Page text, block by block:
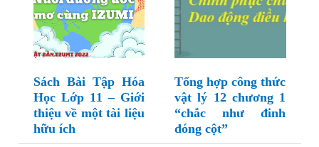
Sách Bài Tập Hóa
Học Lớp 11 – Giới
thiệu về một tài liệu
hữu ích
Tổng hợp công thức
vật lý 12 chương 1
“chắc như đinh
đóng cột”